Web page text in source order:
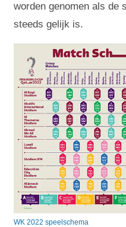
worden genomen als de
steeds gelijk is.
WK 2022 speelschema